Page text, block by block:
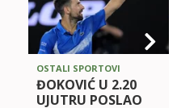
OSTALI SPORTOVI
ĐOKOVIĆ U 2.20
UJUTRU POSLAO